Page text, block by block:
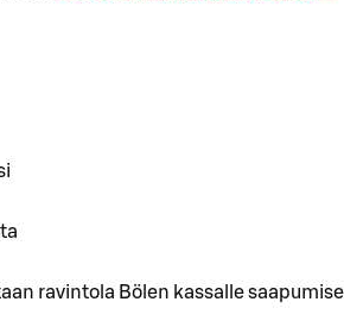
ravintola Bölen kassalle